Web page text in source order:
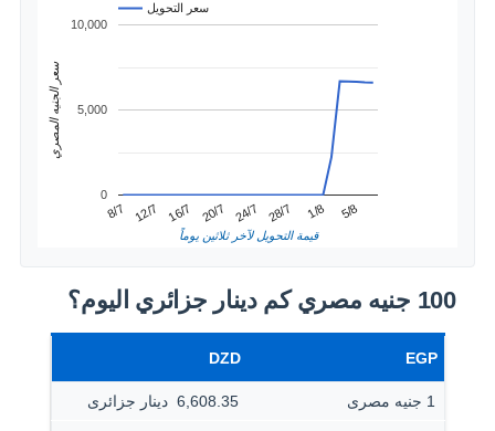
سعر التحويل
8/7 12/7 16/7 20/7 24/7 28/7 1/8 5/8
0
5,000
10,000
قيمة التحويل لآخر ثلاثين يوماً
سعر الجنيه المصري
100 جنيه مصري كم دينار جزائري اليوم؟
EGP
DZD
1 جنيه مصرى 6,608.35 ‏ دينار جزائرى